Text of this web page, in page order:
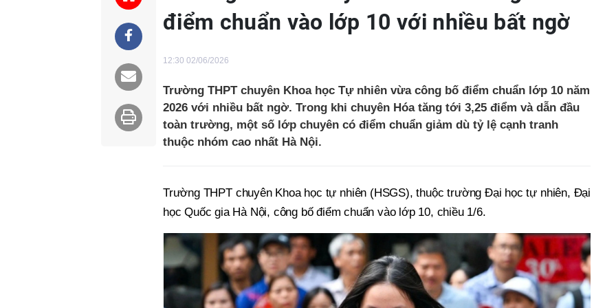
điểm chuẩn vào lớp 10 với nhiều bất ngờ
12:30 02/06/2026
Trường THPT chuyên Khoa học Tự nhiên vừa công bố điểm chuẩn lớp 10 năm
2026 với nhiều bất ngờ. Trong khi chuyên Hóa tăng tới 3,25 điểm và dẫn đầu
toàn trường, một số lớp chuyên có điểm chuẩn giảm dù tỷ lệ cạnh tranh
thuộc nhóm cao nhất Hà Nội.
Trường THPT chuyên Khoa học tự nhiên (HSGS), thuộc trường Đại học tự nhiên, Đại
học Quốc gia Hà Nội, công bố điểm chuẩn vào lớp 10, chiều 1/6.